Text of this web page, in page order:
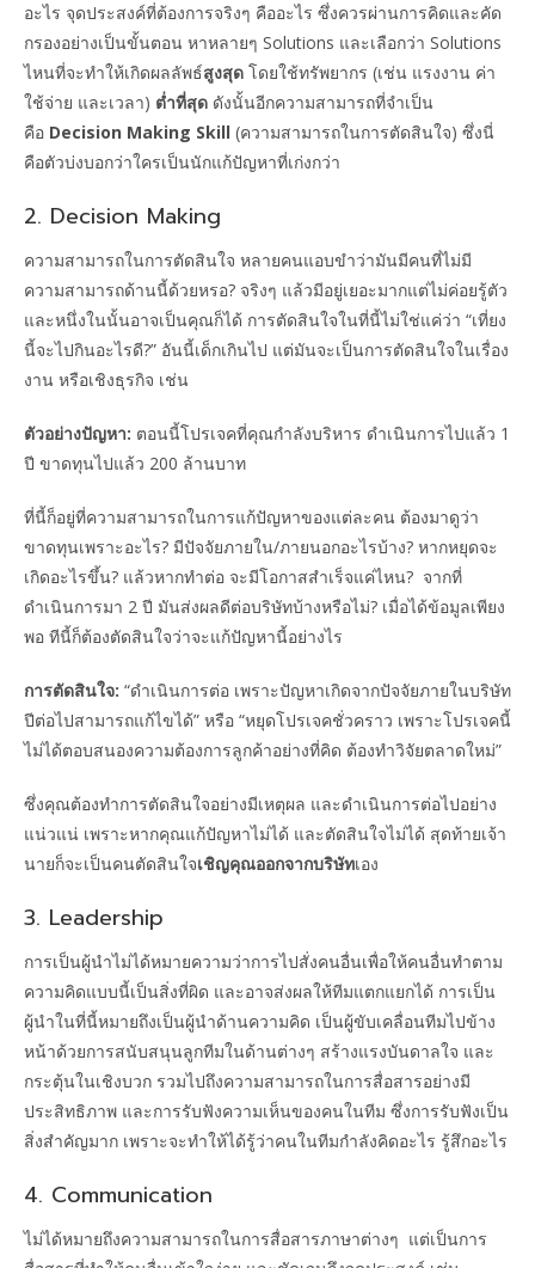
อะไร จุดประสงค์ที่ต้องการจริงๆ คืออะไร ซึ่งควรผ่านการคิดและคัด
กรองอย่างเป็นขั้นตอน หาหลายๆ Solutions และเลือกว่า Solutions
ไหนที่จะทำให้เกิดผลลัพธ์สูงสุด โดยใช้ทรัพยากร (เช่น แรงงาน ค่า
ใช้จ่าย และเวลา) ต่ำที่สุด ดังนั้นอีกความสามารถที่จำเป็น
คือ Decision Making Skill (ความสามารถในการตัดสินใจ) ซึ่งนี่
คือตัวบ่งบอกว่าใครเป็นนักแก้ปัญหาที่เก่งกว่า
2. Decision Making
ความสามารถในการตัดสินใจ หลายคนแอบขำว่ามันมีคนที่ไม่มี
ความสามารถด้านนี้ด้วยหรอ? จริงๆ แล้วมีอยู่เยอะมากแต่ไม่ค่อยรู้ตัว
และหนึ่งในนั้นอาจเป็นคุณก็ได้ การตัดสินใจในที่นี้ไม่ใช่แค่ว่า “เที่ยง
นี้จะไปกินอะไรดี?” อันนี้เด็กเกินไป แต่มันจะเป็นการตัดสินใจในเรื่อง
งาน หรือเชิงธุรกิจ เช่น
ตัวอย่างปัญหา: ตอนนี้โปรเจคที่คุณกำลังบริหาร ดำเนินการไปแล้ว 1
ปี ขาดทุนไปแล้ว 200 ล้านบาท
ที่นี้ก็อยู่ที่ความสามารถในการแก้ปัญหาของแต่ละคน ต้องมาดูว่า
ขาดทุนเพราะอะไร? มีปัจจัยภายใน/ภายนอกอะไรบ้าง? หากหยุดจะ
เกิดอะไรขึ้น? แล้วหากทำต่อ จะมีโอกาสสำเร็จแค่ไหน? จากที่
ดำเนินการมา 2 ปี มันส่งผลดีต่อบริษัทบ้างหรือไม่? เมื่อได้ข้อมูลเพียง
พอ ทีนี้ก็ต้องตัดสินใจว่าจะแก้ปัญหานี้อย่างไร
การตัดสินใจ: “ดำเนินการต่อ เพราะปัญหาเกิดจากปัจจัยภายในบริษัท
ปีต่อไปสามารถแก้ไขได้” หรือ “หยุดโปรเจคชั่วคราว เพราะโปรเจคนี้
ไม่ได้ตอบสนองความต้องการลูกค้าอย่างที่คิด ต้องทำวิจัยตลาดใหม่”
ซึ่งคุณต้องทำการตัดสินใจอย่างมีเหตุผล และดำเนินการต่อไปอย่าง
แน่วแน่ เพราะหากคุณแก้ปัญหาไม่ได้ และตัดสินใจไม่ได้ สุดท้ายเจ้า
นายก็จะเป็นคนตัดสินใจเชิญคุณออกจากบริษัทเอง
3. Leadership
การเป็นผู้นำไม่ได้หมายความว่าการไปสั่งคนอื่นเพื่อให้คนอื่นทำตาม
ความคิดแบบนี้เป็นสิ่งที่ผิด และอาจส่งผลให้ทีมแตกแยกได้ การเป็น
ผู้นำในที่นี้หมายถึงเป็นผู้นำด้านความคิด เป็นผู้ขับเคลื่อนทีมไปข้าง
หน้าด้วยการสนับสนุนลูกทีมในด้านต่างๆ สร้างแรงบันดาลใจ และ
กระตุ้นในเชิงบวก รวมไปถึงความสามารถในการสื่อสารอย่างมี
ประสิทธิภาพ และการรับฟังความเห็นของคนในทีม ซึ่งการรับฟังเป็น
สิ่งสำคัญมาก เพราะจะทำให้ได้รู้ว่าคนในทีมกำลังคิดอะไร รู้สึกอะไร
4. Communication
ไม่ได้หมายถึงความสามารถในการสื่อสารภาษาต่างๆ แต่เป็นการ